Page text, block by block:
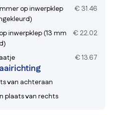
op inwerpklep
€ 31.46
inwerpklep (13 mm
€ 22.02
€13.67
van achteraan
plaats van rechts